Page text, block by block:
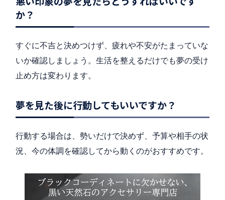
か？
すぐに不吉と決めつけず、疲れや不安がたまっていな
いか確認しましょう。生活を整えるだけでも夢の受け
止め方は変わります。
夢を見た後に行動してもいいですか？
行動する場合は、勢いだけで決めず、予算や相手の状
況、今の体調を確認してから動くのがおすすめです。